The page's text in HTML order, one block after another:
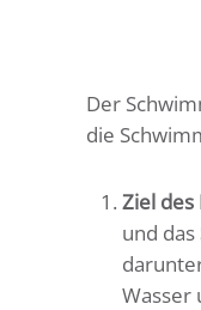
Der
die
Ziel des
und das
Wasser